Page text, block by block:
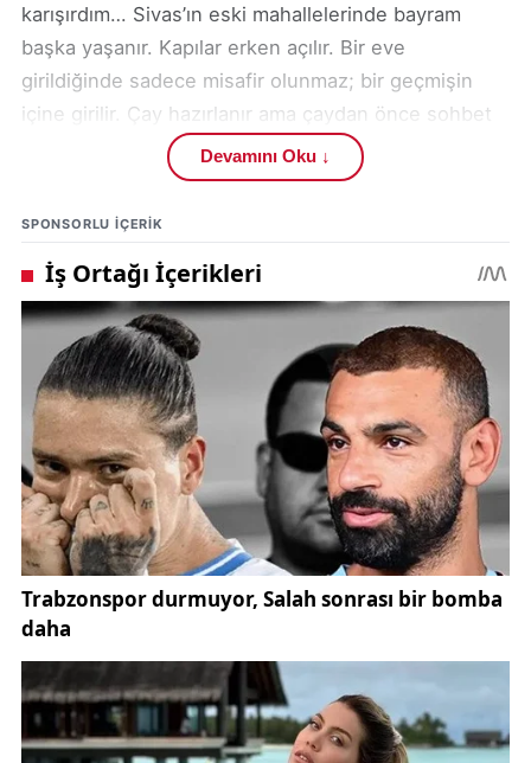
karışırdım… Sivas’ın eski mahallelerinde bayram
başka yaşanır. Kapılar erken açılır. Bir eve
girildiğinde sadece misafir olunmaz; bir geçmişin
içine girilir. Çay hazırlanır ama çaydan önce sohbet
başlar. “Neredesin, uzun zamandır görünmüyorsun”
cümlesi bir sitem değil, bir özlemdir. Eğer orada
olsaydım, fark ederdim ki Sivas’ta bayramın ritmini
insanlar belirler, saatler değil. Bir ziyaretin süresi
önceden planlanmaz. Oturulur. Konuşulur. Sessizlik
bile rahatsız etmez. Çünkü orada sessizlik kopukluk
değil, yakınlığın bir parçasıdır. Bir aile ve evlilik
danışmanı olarak şunu düşünürüm: Bazı şehirlerde
insanlar birbirine zaman ayırmayı öğrenir, bazı
şehirlerde ise zaten birlikte yaşamanın doğal bir
parçasıdır bu. Sivas’ta bayram, bu ikinciye daha
yakındır. Sofralar da bunu gösterir. Gösteriş yoktur
ama eksiklik de yoktur. Aynı tabakta yemek değil,
aynı masada hikâye paylaşılır. Birinin anlattığı eski
bir anı, masadaki herkesin hafızasına dokunur.
Çünkü orada insanlar sadece yemek yemez, birlikte
geçmişi de tüketir. Eğer Sivas’ta olsaydım, çocukları
daha çok izlerdim. Çünkü bayramın gerçek sesi
onlardır. Sokak aralarında koşan ayak sesleri, el
Devamını Oku ↓
SPONSORLU IÇERIK